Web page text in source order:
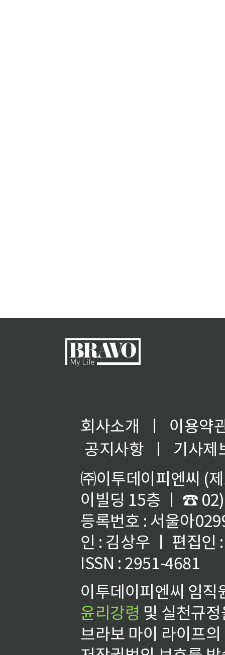
회사소개 ㅣ
이용약
공지사항
ㅣ
기사제
㈜이투데이피엔씨 (
이빌딩 15층 ㅣ ☎
등록번호 : 서울아
인 : 김상우 ㅣ 편집인
ISSN : 2951-4681
이투데이피엔씨 임
윤리강령 및 실천규
브라보 마이 라이프